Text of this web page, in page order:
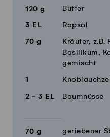
120 g Butter
3 EL Rapsöl
70 g
Kräuter, z.B.
Basilikum,
gemischt
1
2 - 3 EL Baumnüsse
70 g geriebener